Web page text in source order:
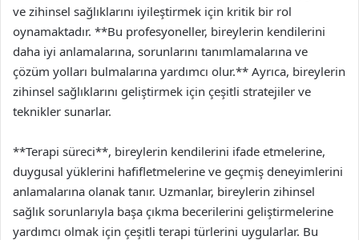
ve zihinsel sağlıklarını iyileştirmek için kritik bir rol
oynamaktadır. **Bu profesyoneller, bireylerin kendilerini
daha iyi anlamalarına, sorunlarını tanımlamalarına ve
çözüm yolları bulmalarına yardımcı olur.** Ayrıca, bireylerin
zihinsel sağlıklarını geliştirmek için çeşitli stratejiler ve
teknikler sunarlar.
**Terapi süreci**, bireylerin kendilerini ifade etmelerine,
duygusal yüklerini hafifletmelerine ve geçmiş deneyimlerini
anlamalarına olanak tanır. Uzmanlar, bireylerin zihinsel
sağlık sorunlarıyla başa çıkma becerilerini geliştirmelerine
yardımcı olmak için çeşitli terapi türlerini uygularlar. Bu